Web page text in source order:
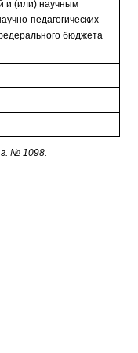
и (или) научным
педагогических
бюджета
№ 1098.